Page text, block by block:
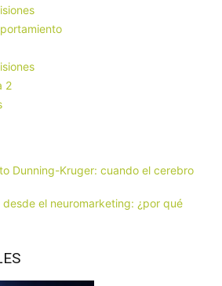
2
Dunning-Kruger: cuando el cerebro
desde el neuromarketing: ¿por qué